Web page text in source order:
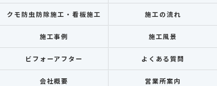
クモ防虫防除施工・看板施工 施工の流れ
施工事例 施工風景
ビフォーアフター よくある質問
会社概要 営業所案内